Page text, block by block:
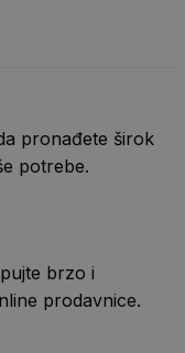
pronađete širok
potrebe.
brzo i
prodavnice.